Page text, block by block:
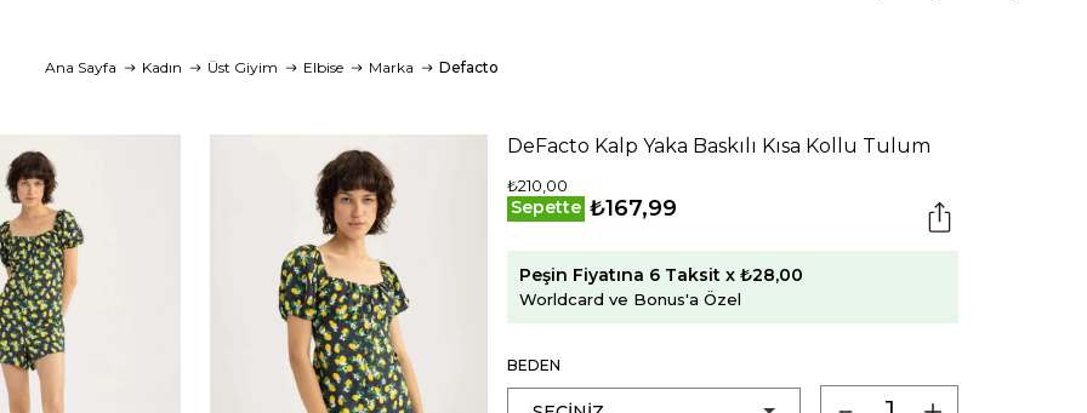
Ana Sayfa Kadın Üst Giyim Elbise Marka Defacto
DeFacto Kalp Yaka Baskılı Kısa Kollu Tulum
₺210,00
Sepette ₺167,99
Peşin Fiyatına 6 Taksit x ₺28,00
Worldcard ve Bonus'a Özel
BEDEN